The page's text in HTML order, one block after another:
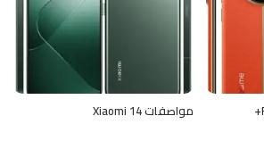
مواصفات Xiaomi 14